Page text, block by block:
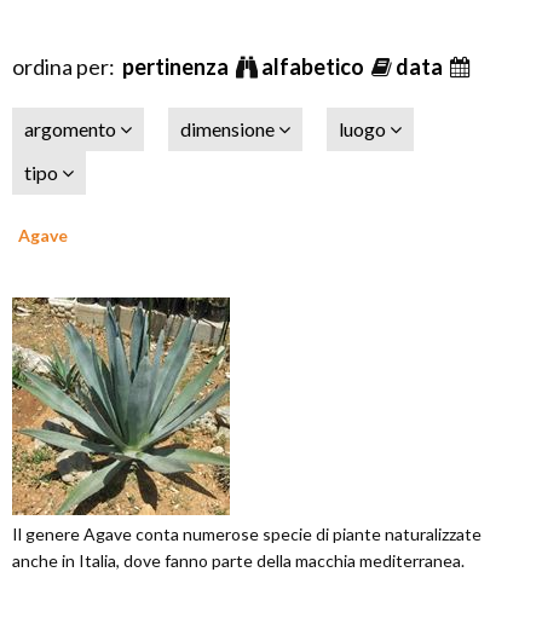
ordina per: pertinenza alfabetico data
argomento dimensione
luogo
tipo
Agave
Il genere Agave conta numerose specie di piante naturalizzate
anche in Italia, dove fanno parte della macchia mediterranea.